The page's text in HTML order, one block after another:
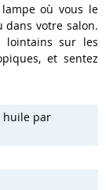
où vous le
dans votre salon.
lointains sur les
et sentez
huile par